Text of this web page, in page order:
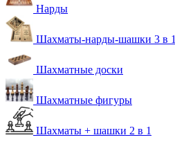
Нарды
Шахматы-нарды-шашки 3 в 1
Шахматные доски
Шахматные фигуры
Шахматы + шашки 2 в 1